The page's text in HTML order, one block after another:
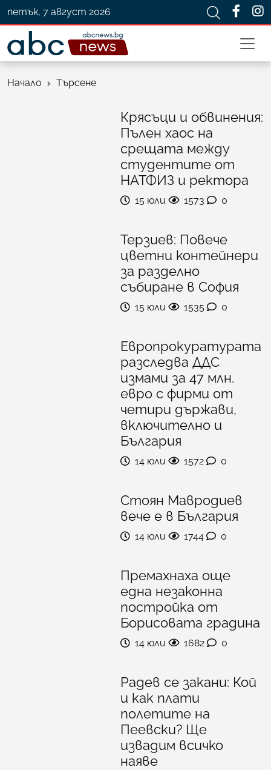
петък, 7 август 2026
Начало Търсене
Крясъци и обвинения:
Пълен хаос на
срещата между
студентите от
НАТФИЗ и ректора
15 юли 1573 0
Терзиев: Повече
цветни контейнери
за разделно
събиране в София
15 юли 1535 0
Европрокуратурата
разследва ДДС
измами за 47 млн.
евро с фирми от
четири държави,
включително и
България
14 юли 1572 0
Стоян Мавродиев
вече е в България
14 юли 1744 0
Премахнаха още
една незаконна
постройка от
Борисовата градина
14 юли 1682 0
Радев се закани: Кой
и как плати
полетите на
Пеевски? Ще
извадим всичко
наяве